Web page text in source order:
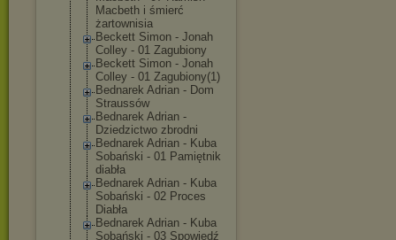
Macbeth i śmierć
żartownisia
Beckett Simon - Jonah
Colley - 01 Zagubiony
Beckett Simon - Jonah
Colley - 01 Zagubiony(1)
Bednarek Adrian - Dom
Straussów
Bednarek Adrian -
Dziedzictwo zbrodni
Bednarek Adrian - Kuba
Sobański - 01 Pamiętnik
diabła
Bednarek Adrian - Kuba
Sobański - 02 Proces
Diabła
Bednarek Adrian - Kuba
Sobański - 03 Spowiedź